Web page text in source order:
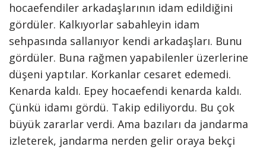
hocaefendiler arkadaşlarının idam edildiğini
gördüler. Kalkıyorlar sabahleyin idam
sehpasında sallanıyor kendi arkadaşları. Bunu
gördüler. Buna rağmen yapabilenler üzerlerine
düşeni yaptılar. Korkanlar cesaret edemedi.
Kenarda kaldı. Epey hocaefendi kenarda kaldı.
Çünkü idamı gördü. Takip ediliyordu. Bu çok
büyük zararlar verdi. Ama bazıları da jandarma
izleterek, jandarma nerden gelir oraya bekçi